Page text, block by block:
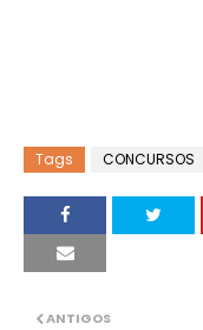
Tags CONCURSOS
ANTIGOS